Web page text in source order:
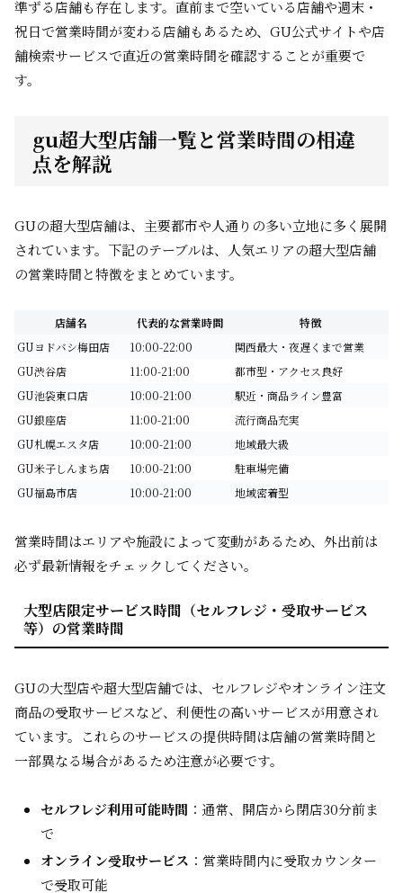
準ずる店舗も存在します。直前まで空いている店舗や週末・
祝日で営業時間が変わる店舗もあるため、GU公式サイトや店
舗検索サービスで直近の営業時間を確認することが重要で
す。
gu超大型店舗一覧と営業時間の相違
点を解説
GUの超大型店舗は、主要都市や人通りの多い立地に多く展開
されています。下記のテーブルは、人気エリアの超大型店舗
の営業時間と特徴をまとめています。
店舗名 代表的な営業時間
特徴
GUヨドバシ梅田店
10:00-22:00
関西最大・夜遅くまで営業
GU渋谷店
11:00-21:00
都市型・アクセス良好
GU池袋東口店
10:00-21:00
駅近・商品ライン豊富
GU銀座店
11:00-21:00
流行商品充実
GU札幌エスタ店
10:00-21:00
地域最大級
GU米子しんまち店
10:00-21:00
駐車場完備
GU福島市店
10:00-21:00 地域密着型
営業時間はエリアや施設によって変動があるため、外出前は
必ず最新情報をチェックしてください。
大型店限定サービス時間（セルフレジ・受取サービス
等）の営業時間
GUの大型店や超大型店舗では、セルフレジやオンライン注文
商品の受取サービスなど、利便性の高いサービスが用意され
ています。これらのサービスの提供時間は店舗の営業時間と
一部異なる場合があるため注意が必要です。
セルフレジ利用可能時間 ：通常、開店から閉店30分前ま
で
オンライン受取サービス ：営業時間内に受取カウンター
で受取可能